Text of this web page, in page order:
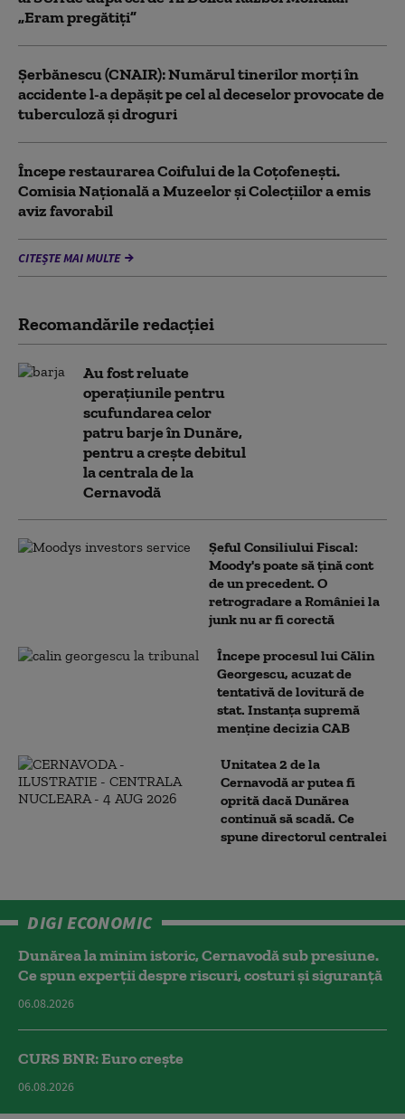
„Eram pregătiți”
Şerbănescu (CNAIR): Numărul tinerilor morţi în
accidente l-a depăşit pe cel al deceselor provocate de
tuberculoză şi droguri
Începe restaurarea Coifului de la Coțofenești.
Comisia Naţională a Muzeelor şi Colecţiilor a emis
aviz favorabil
CITEȘTE MAI MULTE
Recomandările redacţiei
Au fost reluate
operațiunile pentru
scufundarea celor
patru barje în Dunăre,
pentru a crește debitul
la centrala de la
Cernavodă
Șeful Consiliului Fiscal:
Moody's poate să țină cont
de un precedent. O
retrogradare a României la
junk nu ar fi corectă
Începe procesul lui Călin
Georgescu, acuzat de
tentativă de lovitură de
stat. Instanța supremă
menține decizia CAB
Unitatea 2 de la
Cernavodă ar putea fi
oprită dacă Dunărea
continuă să scadă. Ce
spune directorul centralei
DIGI ECONOMIC
Dunărea la minim istoric, Cernavodă sub presiune.
Ce spun experții despre riscuri, costuri și siguranță
06.08.2026
CURS BNR: Euro crește
06.08.2026